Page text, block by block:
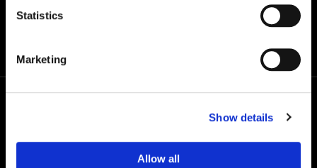
Statistics
Marketing
Show details
Allow all